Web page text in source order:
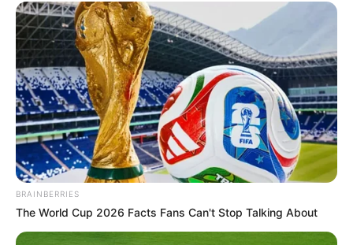
TV Couples Who Would Never Be Together: 9 Is Just
Too Weird
BRAINBERRIES
Take A Look At Demi Moore's Most Iconic And
Provocative Roles
BRAINBERRIES
BRAINBERRIES
The World Cup 2026 Facts Fans Can't Stop Talking About